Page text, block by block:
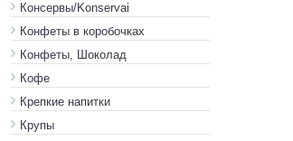
Консервы/Konservai
Конфеты в кoробочках
Конфеты, Шоколад
Кофе
Крепкие напитки
Крупы